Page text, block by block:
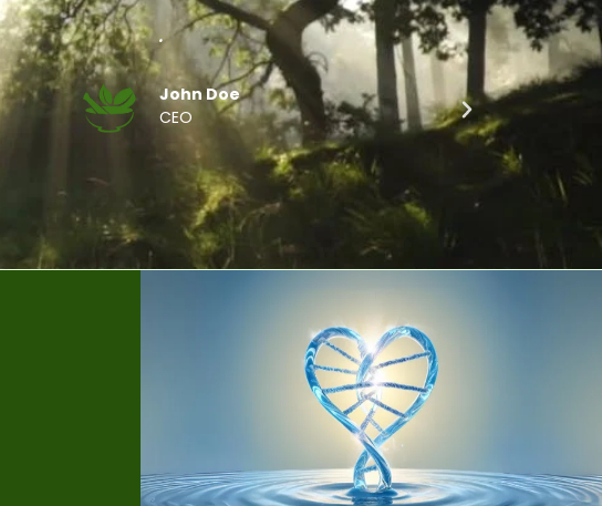
.
John Doe
CEO